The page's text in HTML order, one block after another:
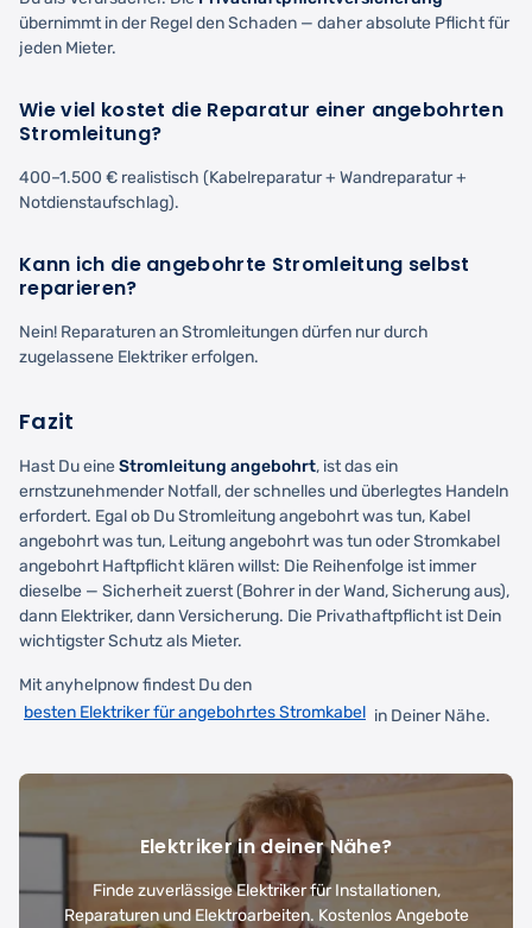
übernimmt in der Regel den Schaden — daher absolute Pflicht für
jeden Mieter.
Wie viel kostet die Reparatur einer angebohrten
Stromleitung?
400–1.500 € realistisch (Kabelreparatur + Wandreparatur +
Notdienstaufschlag).
Kann ich die angebohrte Stromleitung selbst
reparieren?
Nein! Reparaturen an Stromleitungen dürfen nur durch
zugelassene Elektriker erfolgen.
Fazit
Hast Du eineStromleitung angebohrt, ist das ein
ernstzunehmender Notfall, der schnelles und überlegtes Handeln
erfordert. Egal ob Du Stromleitung angebohrt was tun, Kabel
angebohrt was tun, Leitung angebohrt was tun oder Stromkabel
angebohrt Haftpflicht klären willst: Die Reihenfolge ist immer
dieselbe — Sicherheit zuerst (Bohrer in der Wand, Sicherung aus),
dann Elektriker, dann Versicherung. Die Privathaftpflicht ist Dein
wichtigster Schutz als Mieter.
Mit anyhelpnow findest Du den
besten Elektriker für angebohrtes Stromkabel in Deiner Nähe.
Elektriker in deiner Nähe?
Finde zuverlässige Elektriker für Installationen,
Reparaturen und Elektroarbeiten. Kostenlos Angebote